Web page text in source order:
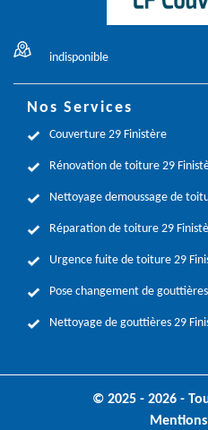
indisponible
Nos Services
Couverture 29 Finistère
Rénovation de toiture 29
Nettoyage demoussage de
Réparation de toiture 29
Urgence fuite de toiture 29
Pose changement de
Nettoyage de gouttières 29
© 2025 - 2026 -